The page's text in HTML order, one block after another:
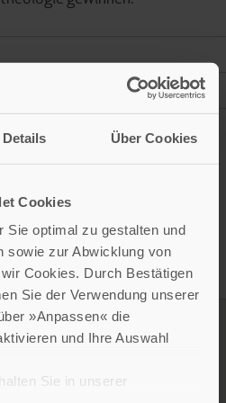
Details Über Cookies
Cookies
Sie optimal zu gestalten und
sowie zur Abwicklung von
Cookies. Durch Bestätigen
Sie der Verwendung unserer
»Anpassen« die
und Ihre Auswahl
Sie in unserer